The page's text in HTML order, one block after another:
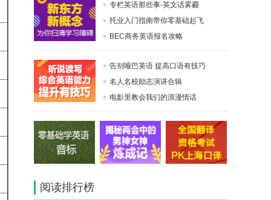
专栏英语那些事-英文话雾霾
托业入门指南带你零基础起飞
BEC商务英语报名攻略
告别哑巴英语 提高口语有技巧
名人名校励志演讲合辑
电影里教会我们的浪漫情话
阅读排行榜